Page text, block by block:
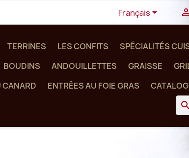
Français
TERRINES LES CONFITS SPÉCIALITÉS
BOUDINS ANDOUILLETTES GRAISSE
CANARD ENTRÉES AU FOIE GRAS